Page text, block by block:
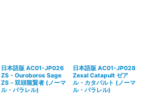
日本語版 AC01-JP026
ZS - Ouroboros Sage
ZS－双頭龍賢者 (ノーマ
ル・パラレル)
日本語版 AC01-JP028
Zexal Catapult ゼア
ル・カタパルト (ノーマ
ル・パラレル)